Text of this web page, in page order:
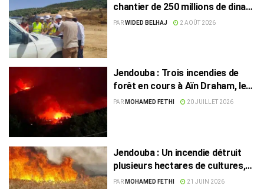
chantier de 250 millions de dinars
entre dans une phase décisive
PARWIDED BELHAJ 2 AOÛT 2026
Jendouba : Trois incendies de
forêt en cours à Aïn Draham, les
secours mobilisés
PAR MOHAMED FETHI 20 JUILLET 2026
Jendouba : Un incendie détruit
plusieurs hectares de cultures,
deux habitations évacuées
PAR MOHAMED FETHI 21 JUIN 2026